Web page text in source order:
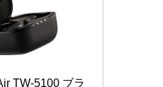
TW-5100 ブラ